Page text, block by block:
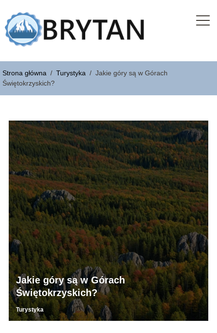
Strona główna / Turystyka / Jakie góry są w Górach
Świętokrzyskich?
Jakie góry są w Górach
Świętokrzyskich?
Turystyka